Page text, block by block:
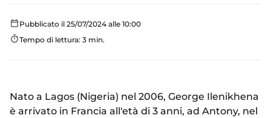
Pubblicato il 25/07/2024 alle 10:00
Tempo di lettura: 3 min.
Nato a Lagos (Nigeria) nel 2006, George Ilenikhena
è arrivato in Francia all'età di 3 anni, ad Antony, nel